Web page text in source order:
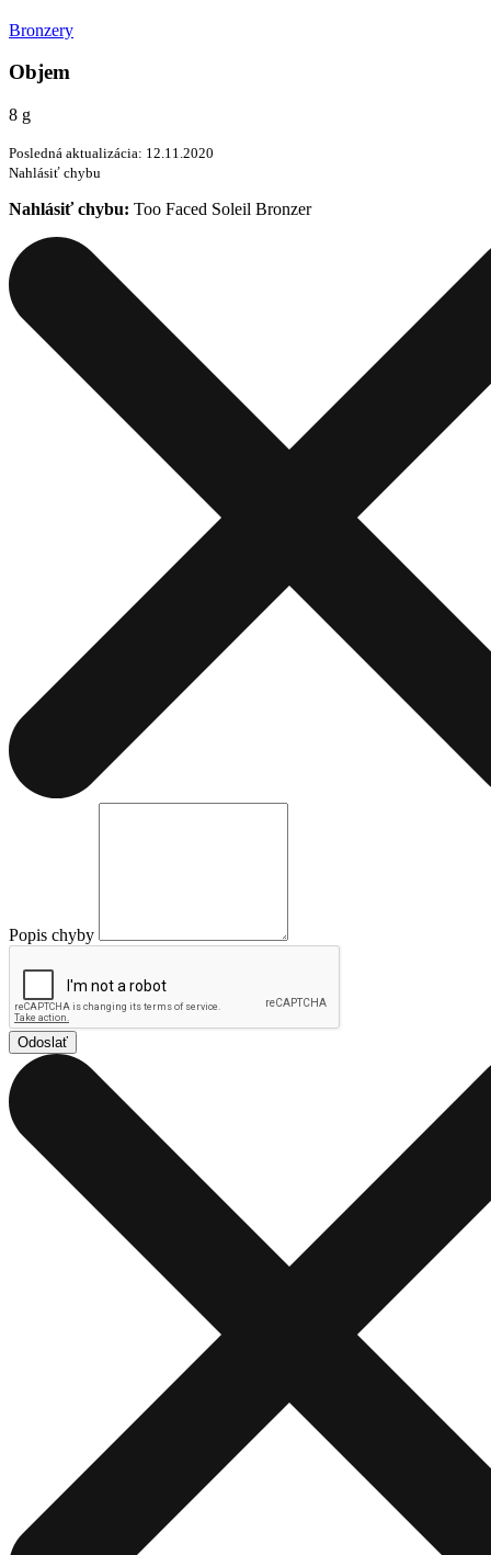
Bronzery
Objem
8 g
Posledná aktualizácia: 12.11.2020
Nahlásiť chybu
Nahlásiť chybu: Too Faced Soleil Bronzer
Popis chyby
Odoslať